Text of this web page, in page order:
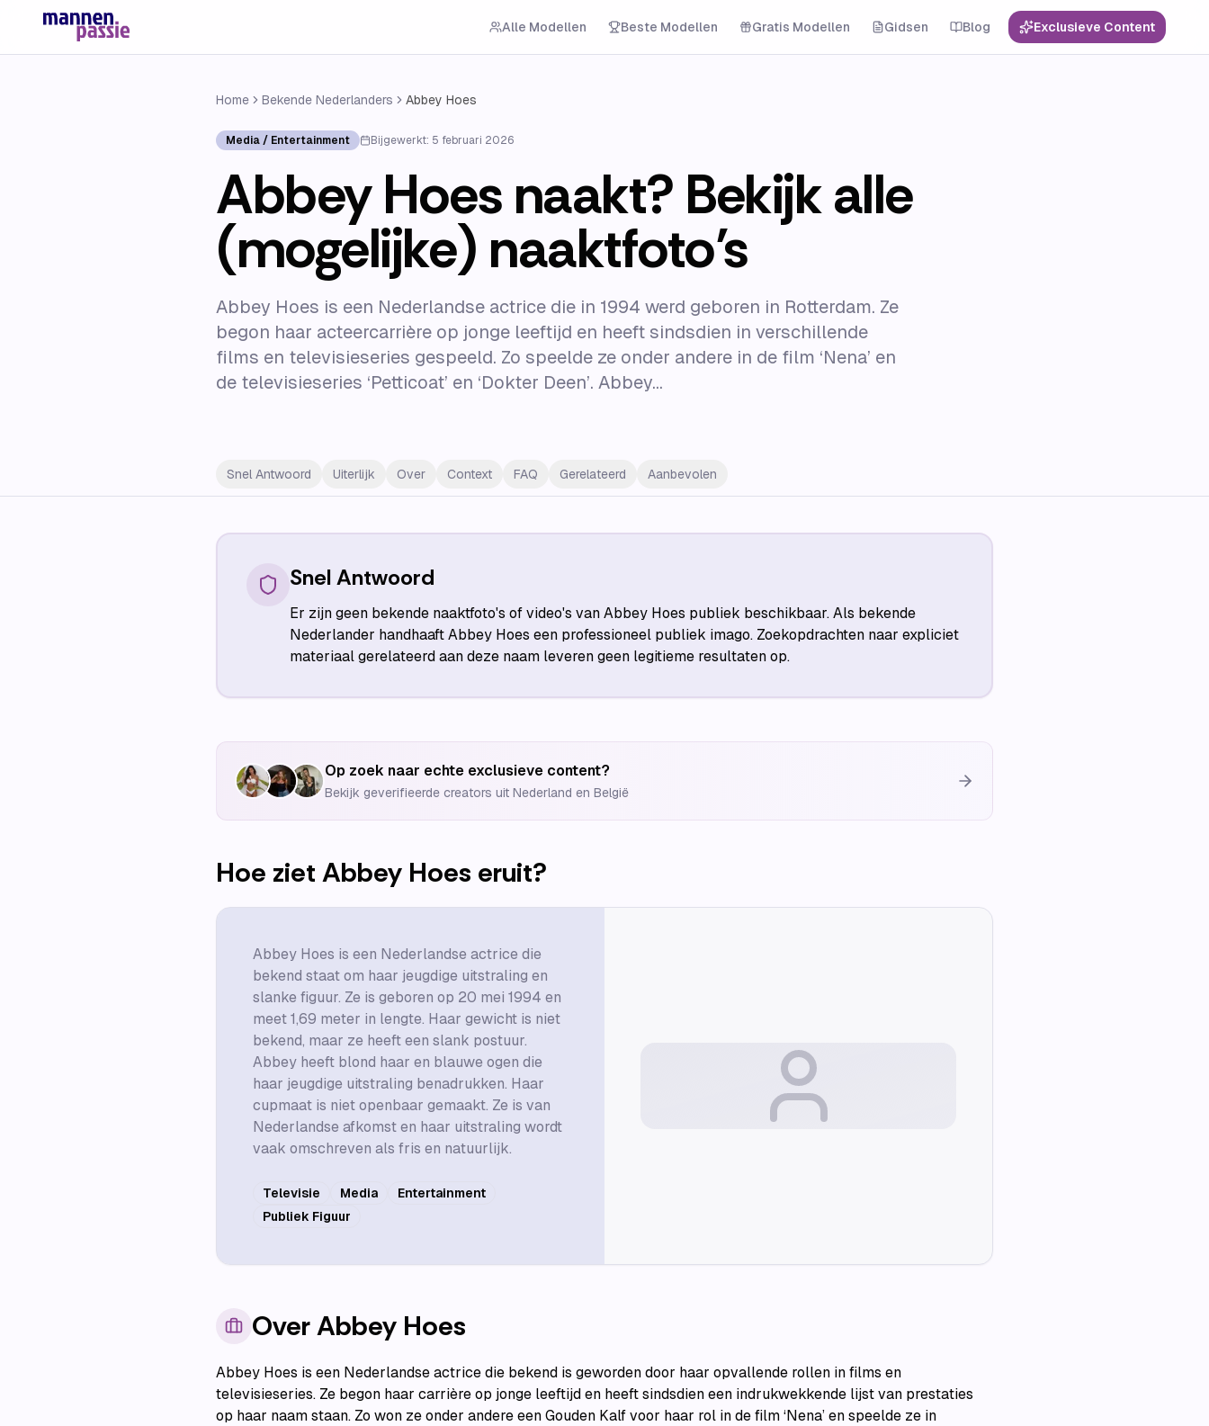
Alle Modellen Beste Modellen Gratis Modellen Gidsen Blog Exclusieve Content
Home Bekende Nederlanders Abbey Hoes
Media / Entertainment Bijgewerkt: 5 februari 2026
Abbey Hoes naakt? Bekijk alle
(mogelijke) naaktfoto’s
Abbey Hoes is een Nederlandse actrice die in 1994 werd geboren in Rotterdam. Ze
begon haar acteercarrière op jonge leeftijd en heeft sindsdien in verschillende
films en televisieseries gespeeld. Zo speelde ze onder andere in de film ‘Nena’ en
de televisieseries ‘Petticoat’ en ‘Dokter Deen’. Abbey...
Snel Antwoord Uiterlijk Over Context FAQ Gerelateerd Aanbevolen
Snel Antwoord
Er zijn geen bekende naaktfoto's of video's van Abbey Hoes publiek beschikbaar. Als bekende
Nederlander handhaaft Abbey Hoes een professioneel publiek imago. Zoekopdrachten naar expliciet
materiaal gerelateerd aan deze naam leveren geen legitieme resultaten op.
Op zoek naar echte exclusieve content?
Bekijk geverifieerde creators uit Nederland en België
Hoe ziet Abbey Hoes eruit?
Abbey Hoes is een Nederlandse actrice die
bekend staat om haar jeugdige uitstraling en
slanke figuur. Ze is geboren op 20 mei 1994 en
meet 1,69 meter in lengte. Haar gewicht is niet
bekend, maar ze heeft een slank postuur.
Abbey heeft blond haar en blauwe ogen die
haar jeugdige uitstraling benadrukken. Haar
cupmaat is niet openbaar gemaakt. Ze is van
Nederlandse afkomst en haar uitstraling wordt
vaak omschreven als fris en natuurlijk.
Televisie Media
Entertainment
Publiek Figuur
OverAbbey Hoes
Abbey Hoes is een Nederlandse actrice die bekend is geworden door haar opvallende rollen in films en
televisieseries. Ze begon haar carrière op jonge leeftijd en heeft sindsdien een indrukwekkende lijst van prestaties
op haar naam staan. Zo won ze onder andere een Gouden Kalf voor haar rol in de film ‘Nena’ en speelde ze in